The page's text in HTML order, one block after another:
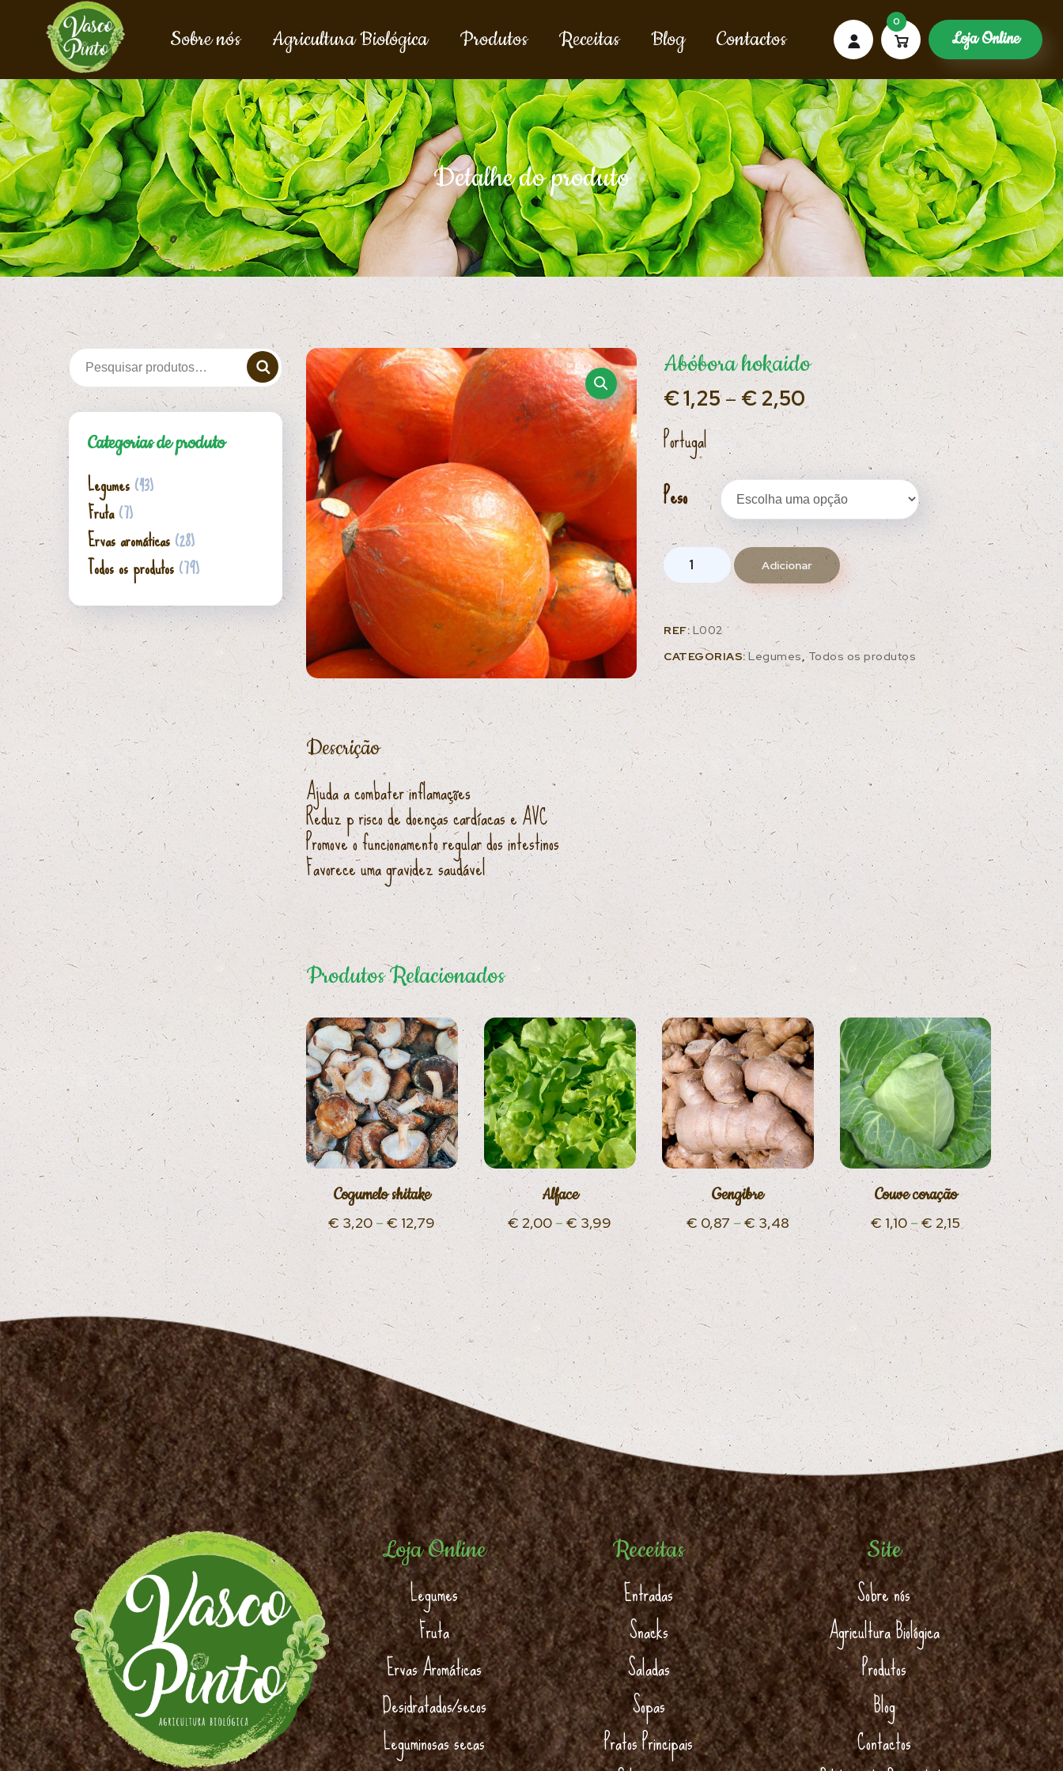
Sobre nós Agricultura Biológica Produtos Receitas Blog Contactos
0
Loja Online
Detalhe do produto
Abóbora hokaido
€1,25–€2,50
Portugal
Peso
Adicionar
REF: L002
CATEGORIAS:Legumes,Todos os produtos
Descrição
Ajuda a combater inflamações
Reduz p risco de doenças cardíacas e AVC
Promove o funcionamento regular dos intestinos
Favorece uma gravidez saudável
Produtos Relacionados
Cogumelo shitake
€ 3,20 –€12,79
Alface
€2,00 –€3,99
Gengibre
€ 0,87 –€3,48
Couve coração
€ 1,10 –€ 2,15
Categorias de produto
Legumes(43)
Fruta(7)
Ervas aromáticas(28)
Todos os produtos(79)
Loja Online
Legumes
Fruta
Ervas Aromáticas
Desidratados/secos
Leguminosas secas
Receitas
Entradas
Snacks
Saladas
Sopas
Pratos Principais
Site
Sobre nós
Agricultura Biológica
Produtos
Blog
Contactos